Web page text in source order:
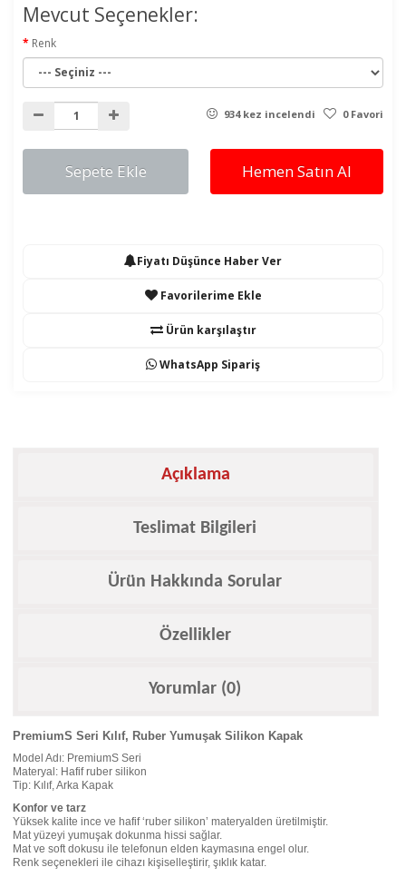
Mevcut Seçenekler:
Renk
934 kez incelendi 0 Favori
Sepete Ekle Hemen Satın Al
Fiyatı Düşünce Haber Ver
Favorilerime Ekle
Ürün karşılaştır
WhatsApp Sipariş
Açıklama
Teslimat Bilgileri
Ürün Hakkında Sorular
Özellikler
Yorumlar (0)
PremiumS Seri Kılıf, Ruber Yumuşak Silikon Kapak
Model Adı: PremiumS Seri
Materyal: Hafif ruber silikon
Tip: Kılıf, Arka Kapak
Konfor ve tarz
Yüksek kalite ince ve hafif ‘ruber silikon’ materyalden üretilmiştir.
Mat yüzeyi yumuşak dokunma hissi sağlar.
Mat ve soft dokusu ile telefonun elden kaymasına engel olur.
Renk seçenekleri ile cihazı kişiselleştirir, şıklık katar.